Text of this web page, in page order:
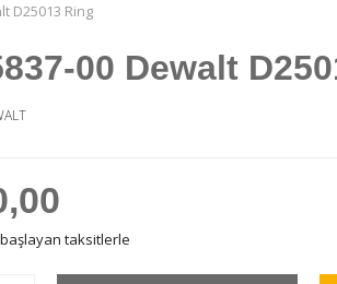
D25013 Ring
00 Dewalt
taksitlerle